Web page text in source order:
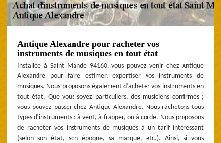
Antique Alexandre pour racheter vos
instruments de musiques en tout état
Installée à Saint Mande 94160, vous pouvez venir chez Antique
Alexandre pour faire estimer, expertiser vos instruments de
musiques. Nous proposons également d’acheter vos instruments en
tout état. Que vous soyez particuliers, des musiciens confirmés ;
vous pouvez passer chez Antique Alexandre. Nous rachetons tous
types d’instruments : à vent, à frapper, ou à corde. Nous proposons
de racheter vos instruments de musiques à un tarif intéressant
(selon son état, son époque, sa marque, etc.). Ainsi, si vous